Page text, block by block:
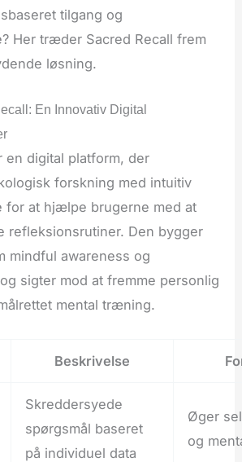
tilgang og
Her træder Sacred Recall frem
løsning.
En Innovativ Digital
en digital platform, der
forskning med intuitiv
for at hjælpe brugerne med at
refleksionsrutiner. Den bygger
mindful awareness og
sigter mod at fremme personlig
mental træning.
Beskrivelse
Skreddersyede
spørgsmål baseret
på individuel data
Øger
og